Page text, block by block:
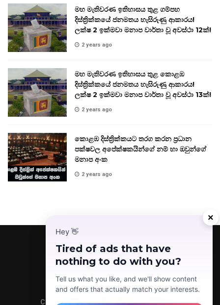
×
Hey 👋
Tired of ads that have
nothing to do with you?
Tell us what you like, and we'll show content
and offers that actually match your interests.
මහ මැතිවරණ ඉතිහාසය තුළ ගම්පහ
දිස්ත්‍රික්කයේ ජනමතය හැසිරුණු ආකාරය!
ලක්ෂ 2 ඉක්මවා මනාප වාර්තා වූ අවස්ථා 12ක්!
2 years ago
මහ මැතිවරණ ඉතිහාසය තුළ කොළඹ
දිස්ත්‍රික්කයේ ජනමතය හැසිරුණු ආකාරය!
ලක්ෂ 2 ඉක්මවා මනාප වාර්තා වූ අවස්ථා 13ක්!
2 years ago
කොළඹ දිස්ත්‍රික්කයට තරග කරන ප්‍රධාන
පක්ෂවල අපේක්ෂකයින්ගේ නම් හා ඔවුන්ගේ
මනාප අංක
2 years ago
Facebook
Telegram
Instagram
YouTube
Copyright © 2022 Today News LK (Pvt) Ltd.